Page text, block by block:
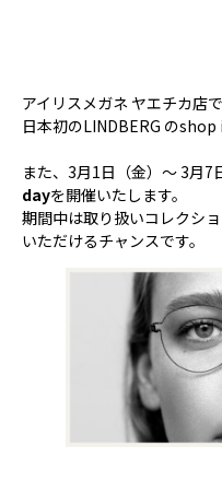
アイリスメガネ ヤエチカ店
日本初のLINDBERG のshop
また、3月1日（金）～ 3月
dayを開催いたします。
期間中は取り扱いコレクシ
いただけるチャンスです。